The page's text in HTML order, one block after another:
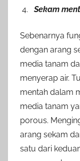
Sekam
Sebenarnya
dengan arang
media tanam
menyerap air.
mentah dalam
media tanam
porous.
arang sekam
satu dari